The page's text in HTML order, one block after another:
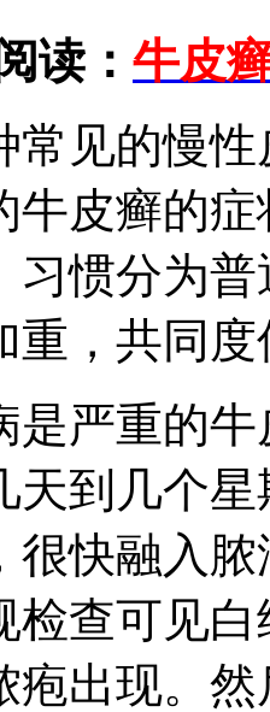
读： 牛皮
常见的慢
牛皮癣的
习惯分为
重，共同
是严重的
天到几个
很快融入
检查可见
疱出现。